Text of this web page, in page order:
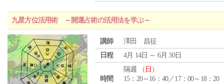
九星方位活用術 ～開運占術の活用法を学ぶ～
講師
澤田 昌征
日程
4月 14日 ～ 6月 30日
時間
隔週 （ 日 ）
15：20～16：40／17：00～18：20